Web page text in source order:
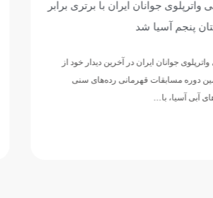
واترپلوی جوانان ایران با برتری برابر
پنجم آسیا شد
جوانان ایران در آخرین دیدار خود از
دوره مسابقات قهرمانی رده‌های سنی
آبی آسیا، با…